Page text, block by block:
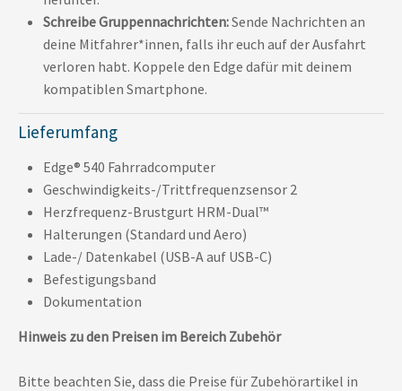
Schreibe Gruppennachrichten:Sende Nachrichten an
deine Mitfahrer*innen, falls ihr euch auf der Ausfahrt
verloren habt. Koppele den Edge dafür mit deinem
kompatiblen Smartphone.
Lieferumfang
Edge® 540 Fahrradcomputer
Geschwindigkeits-/Trittfrequenzsensor 2
Herzfrequenz-Brustgurt HRM-Dual™
Halterungen (Standard und Aero)
Lade-/ Datenkabel (USB-A auf USB-C)
Befestigungsband
Dokumentation
Hinweis zu den Preisen im Bereich Zubehör
Bitte beachten Sie, dass die Preise für Zubehörartikel in